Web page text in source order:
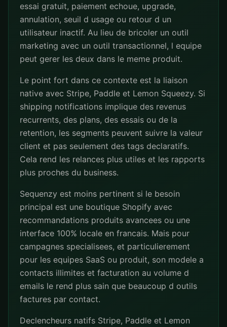
essai gratuit, paiement echoue, upgrade,
annulation, seuil d usage ou retour d un
utilisateur inactif. Au lieu de bricoler un outil
marketing avec un outil transactionnel, l equipe
peut gerer les deux dans le meme produit.
Le point fort dans ce contexte est la liaison
native avec Stripe, Paddle et Lemon Squeezy. Si
shipping notifications implique des revenus
recurrents, des plans, des essais ou de la
retention, les segments peuvent suivre la valeur
client et pas seulement des tags declaratifs.
Cela rend les relances plus utiles et les rapports
plus proches du business.
Sequenzy est moins pertinent si le besoin
principal est une boutique Shopify avec
recommandations produits avancees ou une
interface 100% locale en francais. Mais pour
campagnes specialisees, et particulierement
pour les equipes SaaS ou produit, son modele a
contacts illimites et facturation au volume d
emails le rend plus sain que beaucoup d outils
factures par contact.
Declencheurs natifs Stripe, Paddle et Lemon